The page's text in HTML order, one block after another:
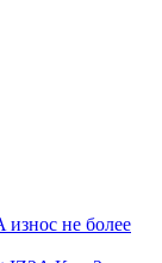
не более